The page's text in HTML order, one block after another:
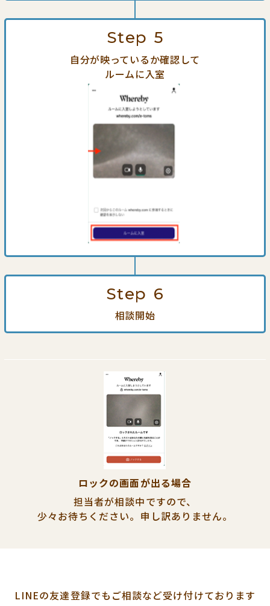
Step 5
自分が映っているか確認して
ルームに入室
Step 6
相談開始
ロックの画面が出る場合
担当者が相談中ですので、
少々お待ちください。 申し訳ありません。
LINEの友達登録でも ご相談など受け付けております